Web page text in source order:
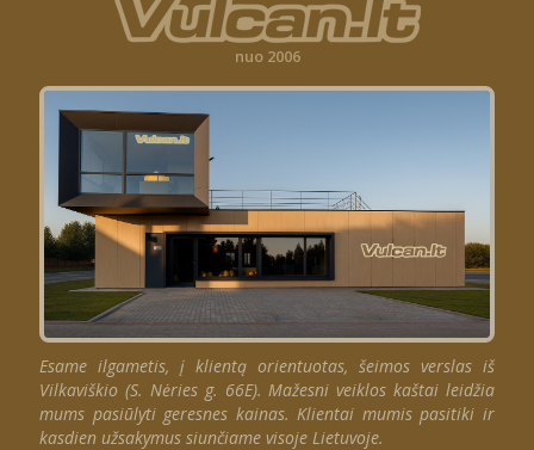
nuo 2006
Esame ilgametis, į klientą orientuotas, šeimos verslas iš
Vilkaviškio (S. Nėries g. 66E). Mažesni veiklos kaštai leidžia
mums pasiūlyti geresnes kainas. Klientai mumis pasitiki ir
kasdien užsakymus siunčiame visoje Lietuvoje.